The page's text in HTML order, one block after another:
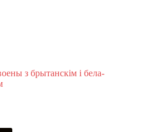
з брытанскім і бела-